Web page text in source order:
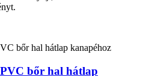
bőr hal hátlap